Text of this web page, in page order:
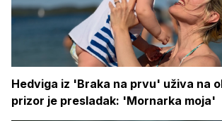
Hedviga iz 'Braka na prvu' uživa na
prizor je presladak: 'Mornarka moja'